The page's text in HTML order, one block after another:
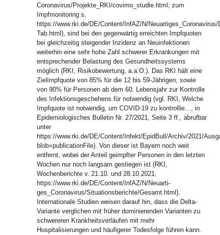
Coronavirus/Projekte_RKI/covimo_studie.html; zum
Impfmonitoring s.
https://www.rki.de/DE/Content/InfAZ/N/
Tab.html), sind bei den gegenwärtig erreichten Impfquoten
bei gleichzeitig steigender Inzidenz an Neuinfektionen
weiterhin eine sehr hohe Zahl schwerer Erkrankungen mit
entsprechender Belastung des Gesundheitssystems
möglich (RKI, Risikobewertung, a.a.O.). Das RKI hält eine
Zielimpfquote von 85% für die 12 bis 59-Jährigen, sowie
von 90% für Personen ab dem 60. Lebensjahr zur Kontrolle
des Infektionsgeschehens für notwendig (vgl. RKI, Welche
Impfquote ist notwendig, um COVID-19 zu kontrollie…, in
Epidemiologisches Bulletin Nr. 27/2021, Seite 3 ff., abrufbar
unter
https://www.rki.de/DE/Content/Infekt/EpidBull/Archiv/2021/
blob=publicationFile). Von dieser ist Bayern noch weit
entfernt, wobei der Anteil geimpfter Personen in den letzten
Wochen nur noch langsam gestiegen ist (RKI,
Wochenberichte v. 21.10. und 28.10.2021,
https://www.rki.de/DE/Content/InfAZ/N/Neuarti-
ges_Coronavirus/Situationsberichte/Gesamt.html).
Internationale Studien weisen darauf hin, dass die Delta-
Variante verglichen mit früher dominierenden Varianten zu
schwereren Krankheitsverläufen mit mehr
Hospitalisierungen und häufigerer Todesfolge führen kann.